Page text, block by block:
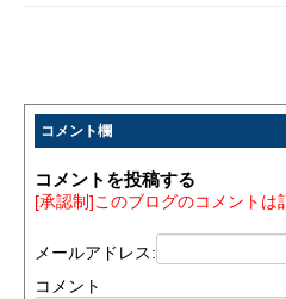
コメント欄
コメントを投稿する
[承認制]このブログのコメント
メールアドレス:
コメント